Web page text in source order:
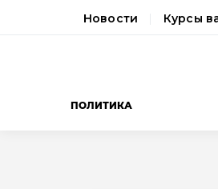
Новости Курсы
ПОЛИТИКА